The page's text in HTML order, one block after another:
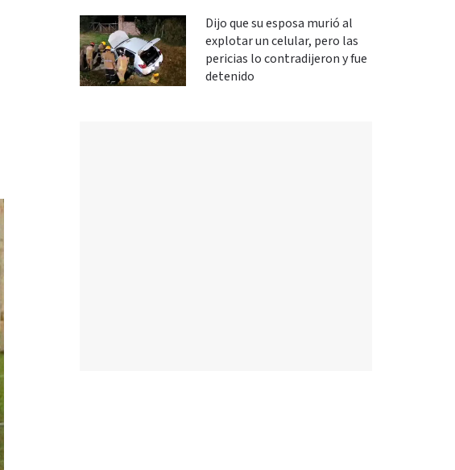
Dijo que su esposa murió al
explotar un celular, pero las
pericias lo contradijeron y fue
detenido